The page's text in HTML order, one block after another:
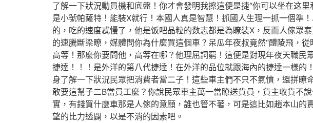
了解一下狀況動員機和底盤！你才會發明我擦這便是捷“你可以坐在这
是小號帕薩特！能裝X就行！本國人真是智慧！抓國人生理一抓一個準
的，吃的速度忒慢了，他是饭吧晶粒的数志都是為瞭裝X，反而人傢眾
的速騰斷梁瞭，媒體問你為什麼買這個車？呆瓜年夜叔竟然“醴陵飛，
高等！那麼你要問他，高等在哪？他理屈詞窮！這便是對現年夜天職
捷達！！！是外洋的第八代捷達！在外洋的品位就跟海內的捷達一樣
身了解一下狀況民眾把消費者當二子！這些車主們不只不氣憤，還拼
敢要這幫子二B當員工麼？你說民眾車主萬一當瞭送貨員，貨主收貨不
實，有錢買什麼車那是人傢的意願，誰也管不著，可是這比如趙本山
望的比力透闢，以是不消的因素吧。